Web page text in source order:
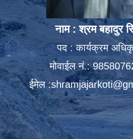
नाम : श्रम बहादुर
पद : कार्यक्रम
मोवाईल नं.:
ईमेल :